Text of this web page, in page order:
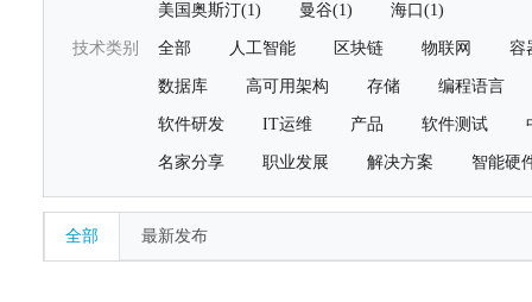
美国奥斯汀(1) 曼谷(1) 海口(1)
技术类别 全部 人工智能 区块链 物联网 容
数据库 高可用架构 存储 编程语言
软件研发 IT运维 产品 软件测试
名家分享 职业发展 解决方案 智能硬
全部 最新发布